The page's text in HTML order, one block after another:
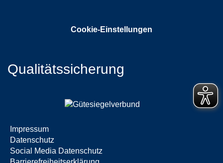
Cookie-Einstellungen
Qualitätssicherung
Impressum
Datenschutz
Social Media Datenschutz